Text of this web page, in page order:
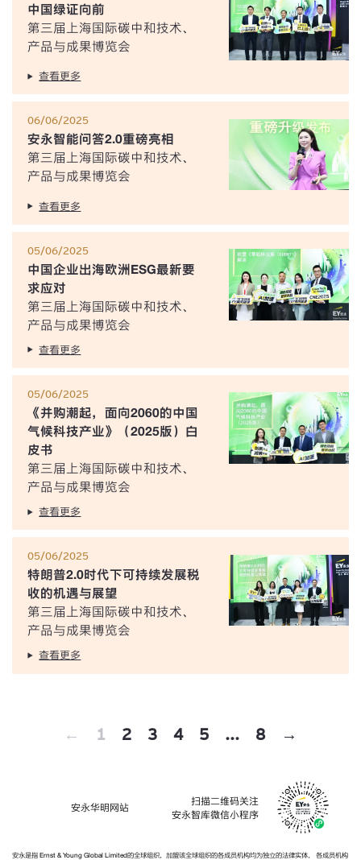
中国绿证向前
第三届上海国际碳中和技术、
产品与成果博览会
查看更多
06/06/2025
安永智能问答2.0重磅亮相
第三届上海国际碳中和技术、
产品与成果博览会
查看更多
05/06/2025
中国企业出海欧洲ESG最新要
求应对
第三届上海国际碳中和技术、
产品与成果博览会
查看更多
05/06/2025
《并购潮起，面向2060的中国
气候科技产业》（2025版）白
皮书
第三届上海国际碳中和技术、
产品与成果博览会
查看更多
05/06/2025
特朗普2.0时代下可持续发展税
收的机遇与展望
第三届上海国际碳中和技术、
产品与成果博览会
查看更多
← 1 2 3 4 5 ... 8 →
安永华明网站
扫描二维码关注
安永智库微信小程序
安永是指 Ernst & Young Global Limited的全球组织，加盟该全球组织的各成员机构均为独立的法律实体， 各成员机构